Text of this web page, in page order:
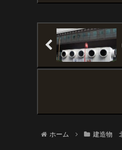
り、最悪「取り壊し」とい
ト巡りさん』)に絶対...
ホーム 建造物